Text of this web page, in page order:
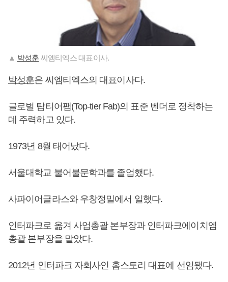
▲ 박성훈 씨엠티엑스 대표이사.
박성훈은 씨엠티엑스의 대표이사다.
글로벌 탑티어팹(Top-tier Fab)의 표준 벤더로 정착하는
데 주력하고 있다.
1973년 8월 태어났다.
서울대학교 불어불문학과를 졸업했다.
사파이어글라스와 우창정밀에서 일했다.
인터파크로 옮겨 사업총괄 본부장과 인터파크에이치엠
총괄 본부장을 맡았다.
2012년 인터파크 자회사인 홈스토리 대표에 선임됐다.